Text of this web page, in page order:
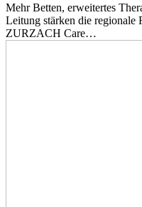
Mehr Betten, erweitertes
Leitung stärken die regionale
ZURZACH Care…